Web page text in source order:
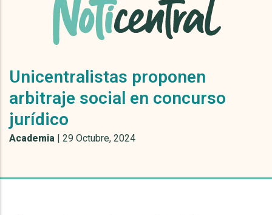
Unicentralistas proponen
arbitraje social en concurso
jurídico
Academia | 29 Octubre, 2024